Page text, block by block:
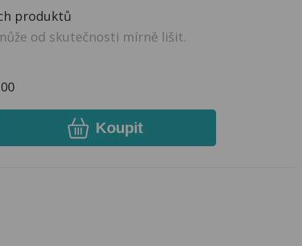
produktů
od skutečnosti mírně lišit.
Koupit